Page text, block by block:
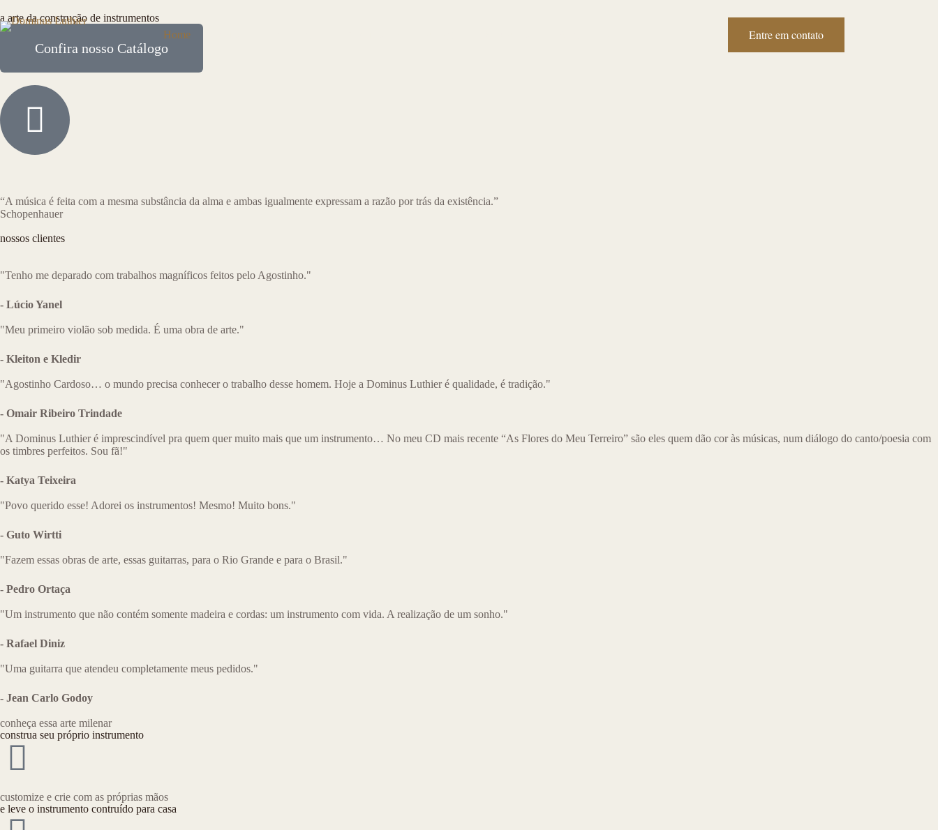
Home Entre em contato
a arte da construção de instrumentos
Confira nosso Catálogo
“⁠A música é feita com a mesma substância da alma e ambas igualmente expressam a razão por trás da existência.”
Schopenhauer
nossos clientes
"Tenho me deparado com trabalhos magníficos feitos pelo Agostinho."
- Lúcio Yanel
"Meu primeiro violão sob medida. É uma obra de arte."
- Kleiton e Kledir
"Agostinho Cardoso… o mundo precisa conhecer o trabalho desse homem. Hoje a Dominus Luthier é qualidade, é tradição."
- Omair Ribeiro Trindade
"A Dominus Luthier é imprescindível pra quem quer muito mais que um instrumento… No meu CD mais recente “As Flores do Meu Terreiro” são eles quem dão cor às músicas, num diálogo do canto/poesia com
os timbres perfeitos. Sou fã!"
- Katya Teixeira
"Povo querido esse! Adorei os instrumentos! Mesmo! Muito bons."
- Guto Wirtti
"Fazem essas obras de arte, essas guitarras, para o Rio Grande e para o Brasil."
- Pedro Ortaça
"Um instrumento que não contém somente madeira e cordas: um instrumento com vida. A realização de um sonho."
- Rafael Diniz
"Uma guitarra que atendeu completamente meus pedidos."
- Jean Carlo Godoy
conheça essa arte milenar
construa seu próprio instrumento
customize e crie com as próprias mãos
e leve o instrumento contruído para casa